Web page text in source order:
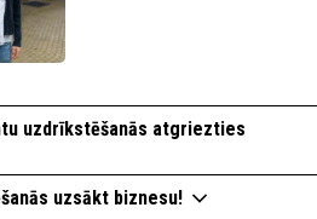
uzdrīkstēšanās atgriezties
uzsākt biznesu!